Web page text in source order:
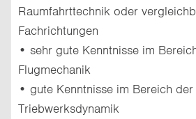
Raumfahrttechnik oder
Fachrichtungen
• sehr gute Kenntnisse im
Flugmechanik
• gute Kenntnisse im Bereich der
Triebwerksdynamik